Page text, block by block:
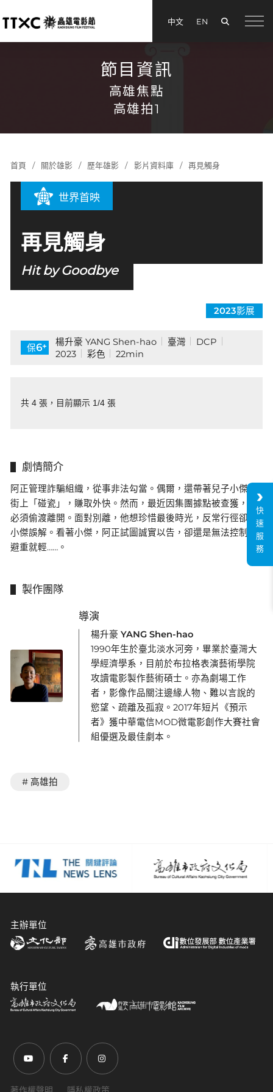
中文 EN
節目資訊
高雄焦點
高雄拍1
首頁 關於雄影 歷年雄影 影片資料庫 再見觸身
世界首映
再見觸身
Hit by Goodbye
2023影展
保6+ 楊升豪 YANG Shen-hao 臺灣
DCP
2023
彩色 22min
共 4 張，目前顯示 1/4 張
劇情簡介
阿正管理詐騙組織，從事非法勾當。偶爾，還帶著兒子小傑在
街上「碰瓷」，賺取外快。然而，最近因集團據點被查獲，他
必須偷渡離開。面對別離，他想珍惜最後時光，反常行徑卻招
小傑誤解。看著小傑，阿正試圖誠實以告，卻還是無法控制地
避重就輕……。
製作團隊
導演
楊升豪 YANG Shen-hao
1990年生於臺北淡水河旁，畢業於臺灣大
學經濟學系，目前於布拉格表演藝術學院
攻讀電影製作藝術碩士。亦為劇場工作
者，影像作品關注邊緣人物、難以言說的
慾望、疏離及孤寂。2017年短片《預示
者》獲中華電信MOD微電影創作大賽社會
組優選及最佳劇本。
# 高雄拍
主辦單位
執行單位
前往Youtube頻道(另開新視窗)
前往Facebook粉絲團(另開新視窗)
前往Instagram粉絲團(另開新視窗)
快
速
服
務